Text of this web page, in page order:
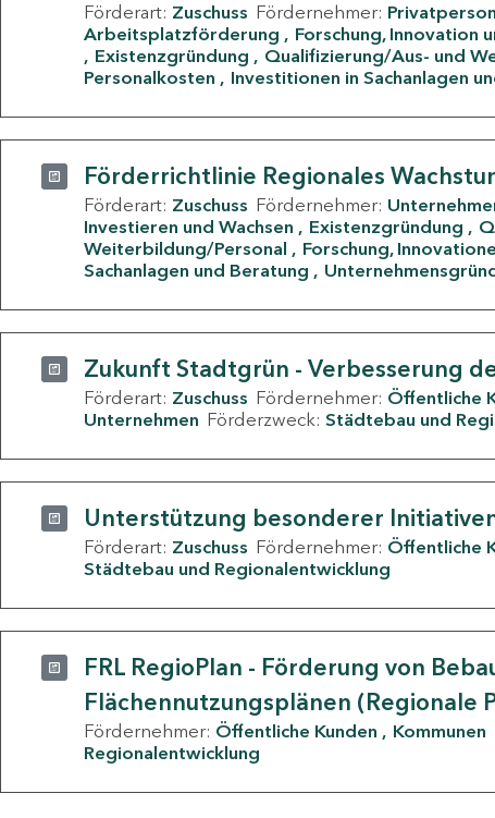
Förderart: Zuschuss Fördernehmer:
Arbeitsplatzförderung
Forschung, Innovation
Existenzgründung
Qualifizierung/Aus- und
Personalkosten
Investitionen in Sachanlagen
Förderrichtlinie Regionales
Förderart: Zuschuss Fördernehmer:
Investieren und Wachsen
Existenzgründung
Weiterbildung/Personal
Forschung,
Sachanlagen und Beratung
Zukunft Stadtgrün - Verbesserung
Förderart: Zuschuss Fördernehmer: Öffentliche
Unternehmen Förderzweck: Städtebau und
Unterstützung besonderer
Förderart: Zuschuss Fördernehmer: Öffentliche
Städtebau und Regionalentwicklung
FRL RegioPlan - Förderung von
Flächennutzungsplänen (Regionale
Fördernehmer: Öffentliche Kunden Kommunen
Regionalentwicklung